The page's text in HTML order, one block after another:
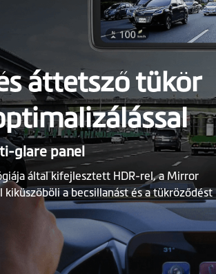
áttetsző tükör
glare panel
által kifejlesztett HDR-rel, a Mirror
a becsillanást és a tükröződést